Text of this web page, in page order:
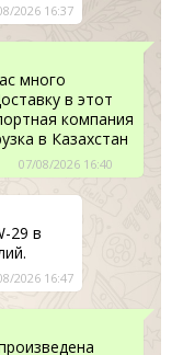
2026 16:37
много
в этот
компания
в Казахстан
07/08/2026 16:40
29 в
2026 16:47